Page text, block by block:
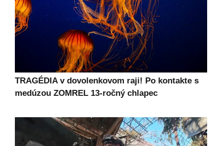
TRAGÉDIA v dovolenkovom raji! Po kontakte s
medúzou ZOMREL 13-ročný chlapec